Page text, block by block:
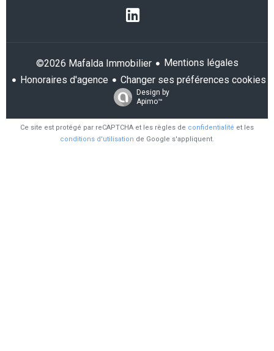
©2026 Mafalda Immobilier
Mentions légales
Honoraires d'agence
Changer ses préférences cookies
Design by
Apimo™
Ce site est protégé par reCAPTCHA et les règles de confidentialité et les
conditions d'utilisation de Google s'appliquent.